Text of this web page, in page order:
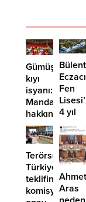
Gümüşlük’te
kıyı
isyanı:
Mandalinci
hakkında
suç
duyurusu
Bülent
Fen
4 yıl
geçti,
hâlâ
proje
Terörsüz
Türkiye
teklifine
komisyondan
Ahmet
Aras